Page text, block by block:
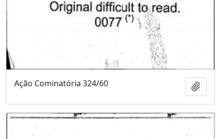
Ação Cominatória 324/60